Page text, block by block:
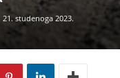
21. studenoga 2023.